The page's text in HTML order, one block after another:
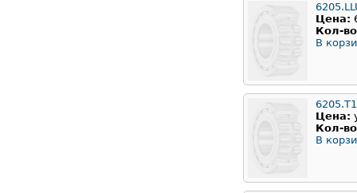
Цена:
Кол-
В
Цена:
Кол-
В